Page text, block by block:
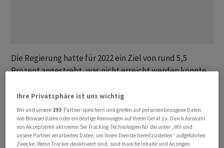
Die Regierung hatte für 2022 ein Ziel von rund 5,5
Prozent angestrebt, was nicht erreicht werden konnte.
gewachsen. Ökonomen hatten im Vorfeld mit einem
noch schwächeren Wachstum gerechnet. So
prognostizierte die Weltbank ein Jahreswachstum von
lediglich 2,7 Prozent für die chinesische Wirtschaft.
Ihre Privatsphäre ist uns wichtig
Wir und unsere 293-Partner speichern und greifen auf personenbezogene Daten
wie Browserdaten oder eindeutige Kennungen auf Ihrem Gerät zu. Durch Auswahl
von Akzeptieren aktivieren Sie Tracking-Technologien für die unter „Wir und
unsere Partner verarbeiten Daten, um Ihnen Dienste bereitzustellen“ aufgeführten
Zwecke. Wenn Tracker deaktiviert sind, sind manche Inhalte und Anzeigen